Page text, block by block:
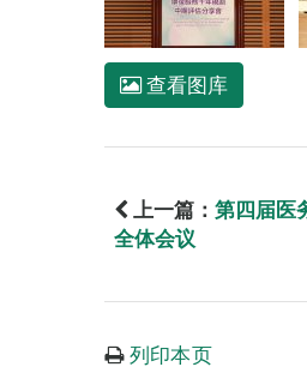
查看图库
上一篇： 第四届医
全体会议
列印本页